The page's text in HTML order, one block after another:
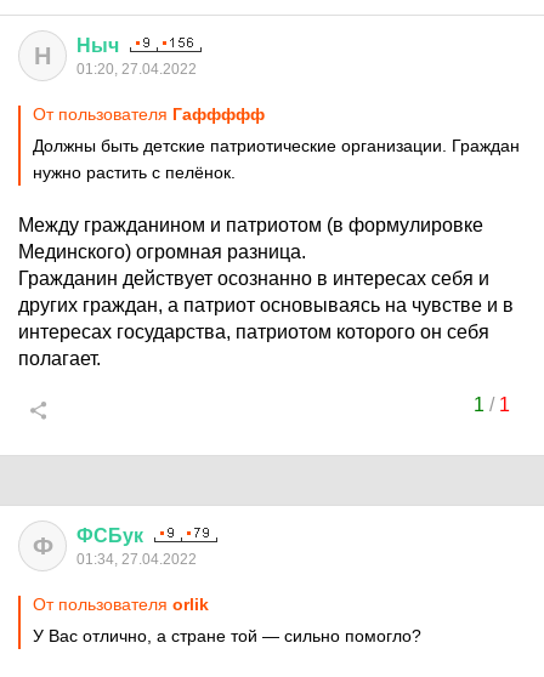
Н Ныч
01:20, 27.04.2022
От пользователя Гаффффф
Должны быть детские патриотические организации. Граждан
нужно растить с пелёнок.
Между гражданином и патриотом (в формулировке
Мединского) огромная разница.
Гражданин действует осознанно в интересах себя и
других граждан, а патриот основываясь на чувстве и в
интересах государства, патриотом которого он себя
полагает.
1 / 1
Ф ФСБук
01:34, 27.04.2022
От пользователя orlik
У Вас отлично, а стране той — сильно помогло?